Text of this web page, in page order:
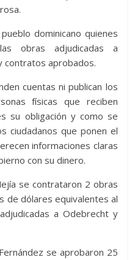
dominicano quienes
obras adjudicadas a
contratos aprobados.
cuentas ni publican los
físicas que reciben
su obligación y como se
ciudadanos que ponen el
informaciones claras
con su dinero.
se contrataron 2 obras
de dólares equivalentes al
a Odebrecht y
se aprobaron 25